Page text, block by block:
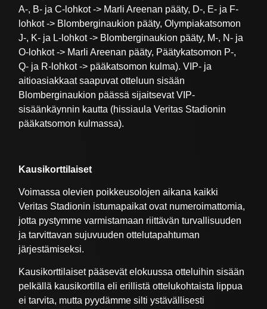
A-, B- ja C-lohkot -> Marli Areenan pääty, D-, E- ja F-
lohkot -> Blomberginaukion pääty, Olympiakatsomon
J-, K- ja L-lohkot -> Blomberginaukion pääty, M-, N- ja
O-lohkot -> Marli Areenan pääty, Päätykatsomon P-,
Q- ja R-lohkot -> pääkatsomon kulma). VIP- ja
aitioasiakkaat saapuvat otteluun sisään
Blomberginaukion päässä sijaitsevat VIP-
sisäänkäynnin kautta (hissiaula Veritas Stadionin
pääkatsomon kulmassa).
Kausikorttilaiset
Voimassa olevien poikkeusolojen aikana kaikki
Veritas Stadionin istumapaikat ovat numeroimattomia,
jotta pystymme varmistamaan riittävän turvallisuuden
ja tarvittavan sujuvuuden ottelutapahtuman
järjestämiseksi.
Kausikorttilaiset pääsevät elokuussa otteluihin sisään
pelkällä kausikortilla eli erillistä ottelukohtaista lippua
ei tarvita, mutta pyydämme silti ystävällisesti